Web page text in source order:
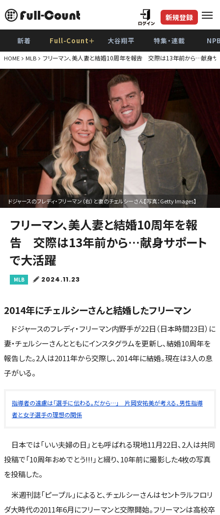
新規登録
新着 Full-Count＋ 大谷翔平 特集・連載
HOME MLB フリーマン、美人妻と結婚10周年を報告 交際は13年前から…献身サ
ドジャースのフレディ・フリーマン（右）と妻のチェルシーさん【写真：Getty Images】
フリーマン、美人妻と結婚10周年を報
告 交際は13年前から…献身サポート
で大活躍
MLB 2024.11.23
2014年にチェルシーさんと結婚したフリーマン
ドジャースのフレディ・フリーマン内野手が22日（日本時間23日）に
妻・チェルシーさんとともにインスタグラムを更新し、結婚10周年を
報告した。2人は2011年から交際し、2014年に結婚。現在は3人の息
子がいる。
指導者の遠慮は「選手に伝わる。だから…」 片岡安祐美が考える、男性指導
者と女子選手の理想の関係
日本では「いい夫婦の日」とも呼ばれる現地11月22日、2人は共同
投稿で「10周年おめでとう!!!」と綴り、10年前に撮影した4枚の写真
を投稿した。
米週刊誌「ピープル」によると、チェルシーさんはセントラルフロリ
ダ大時代の2011年6月にフリーマンと交際開始。フリーマンは高校卒